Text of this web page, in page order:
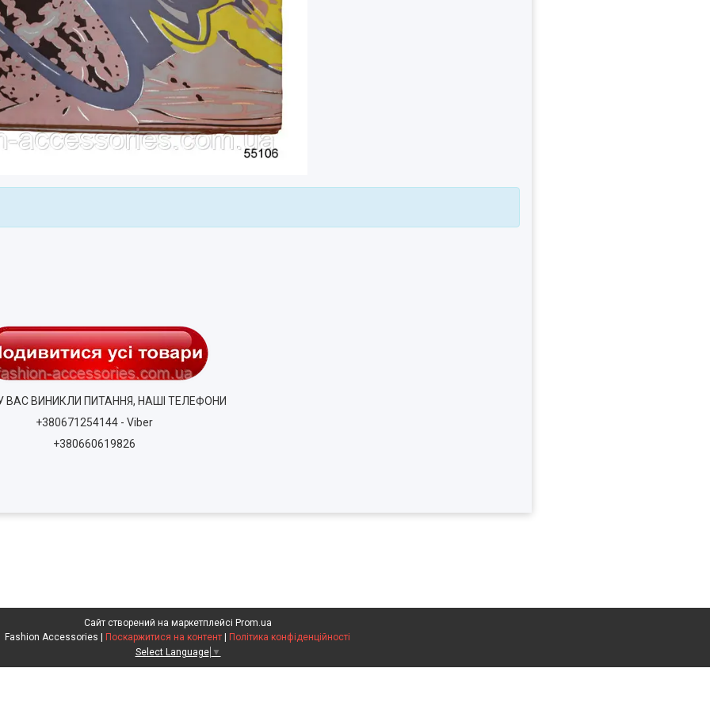
ВАС ВИНИКЛИ ПИТАННЯ, НАШІ ТЕЛЕФОНИ
+380671254144 - Viber
+380660619826
Сайт створений на маркетплейсі Prom.ua
Поскаржитися на контент
Політика конфіденційності
Select Language ▼